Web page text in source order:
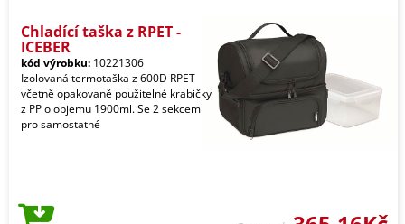
Chladící taška z RPET -
ICEBER
kód výrobku: 10221306
Izolovaná termotaška z 600D RPET
včetně opakovaně použitelné krabičky
z PP o objemu 1900ml. Se 2 sekcemi
pro samostatné